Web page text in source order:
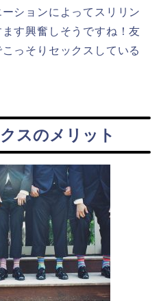
ションによってスリリン
す興奮しそうですね！友
っそりセックスしている
スのメリット